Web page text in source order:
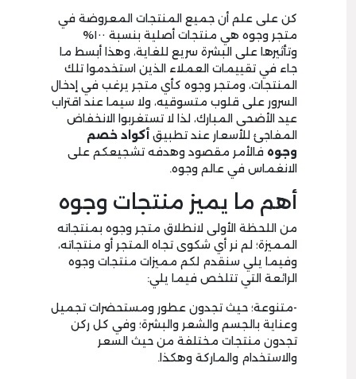
كن على علم أن جميع المنتجات المعروضة في
متجر وجوه هي منتجات أصلية بنسبة ١٠٠%
وتأثيرها على البشرة سريع للغاية، وهذا أبسط ما
جاء في تقييمات العملاء الذين استخدموا تلك
المنتجات، ومتجر وجوه كأي متجر يرغب في إدخال
السرور على قلوب متسوقيه، ولا سيما عند اقتراب
عيد الأضحى المبارك، لذا لا تستغربوا الانخفاض
المفاجئ للأسعار عند تطبيق أكواد خصم
وجوه فالأمر مقصود وهدفه تشجيعكم على
الانغماس في عالم وجوه.
أهم ما يميز منتجات وجوه
من اللحظة الأولى لانطلاق متجر وجوه بمنتجاته
المميزة؛ لم نر أي شكوى تجاه المتجر أو منتجاته،
وفيما يلي سنقدم لكم مميزات منتجات وجوه
الرائعة التي تتلخص فيما يلي:
-متنوعة؛ حيث تجدون عطور ومستحضرات تجميل
وعناية بالجسم والشعر والبشرة؛ وفي كل ركن
تجدون منتجات مختلفة من حيث السعر
والاستخدام والماركة وهكذا.